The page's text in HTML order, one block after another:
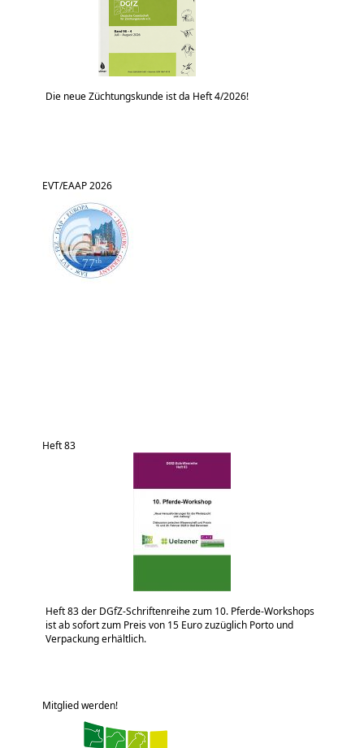
Die neue Züchtungskunde ist da Heft 4/2026!
EVT/EAAP 2026
Heft 83
Heft 83 der DGfZ-Schriftenreihe zum 10. Pferde-Workshops
ist ab sofort zum Preis von 15 Euro zuzüglich Porto und
Verpackung erhältlich.
Mitglied werden!